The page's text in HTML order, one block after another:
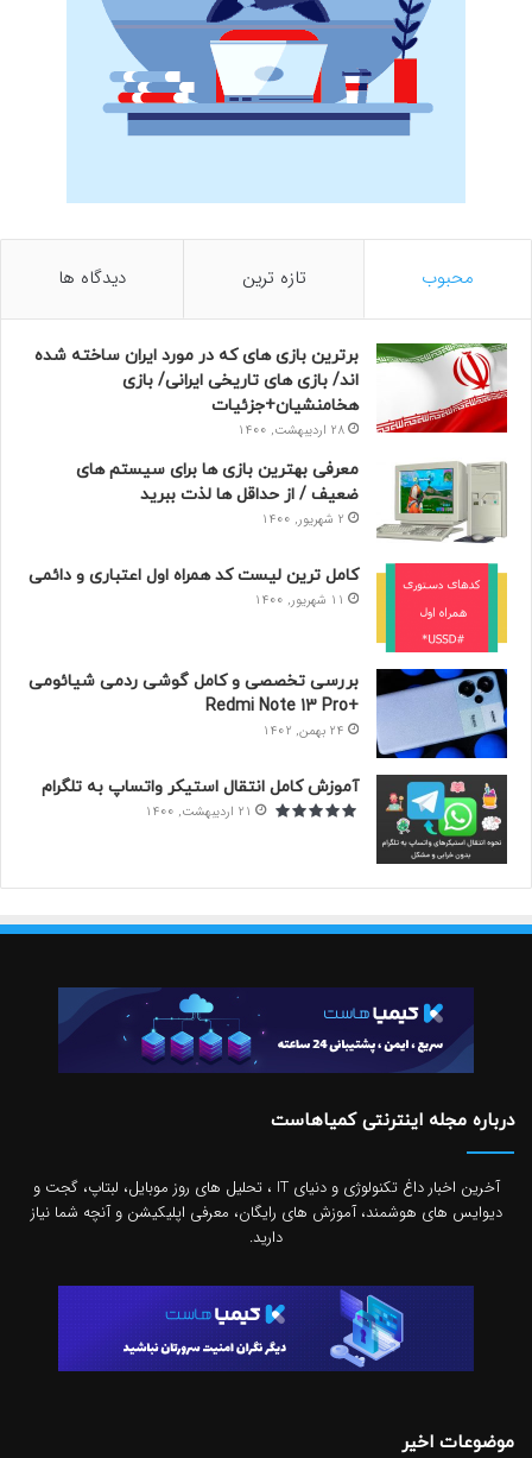
محبوب تازه ترین دیدگاه ها
برترین بازی های که در مورد ایران ساخته شده
اند/ بازی های تاریخی ایرانی/ بازی
هخامنشیان+جزئیات
28 اردیبهشت, 1400
معرفی بهترین بازی ها برای سیستم های
ضعیف / از حداقل ها لذت ببرید
2 شهریور, 1400
کامل ترین لیست کد همراه اول اعتباری و دائمی
11 شهریور, 1400
بررسی تخصصی و کامل گوشی ردمی شیائومی
+Redmi Note 13 Pro
24 بهمن, 1402
آموزش کامل انتقال استیکر‌ واتساپ به تلگرام
21 اردیبهشت, 1400
درباره مجله اینترنتی کمیاهاست
آخرین اخبار داغ تکنولوژی و دنیای IT ، تحلیل های روز موبایل، لبتاپ، گجت و
دیوایس های هوشمند، آموزش های رایگان، معرفی اپلیکیشن و آنچه شما نیاز
دارید.
موضوعات اخیر